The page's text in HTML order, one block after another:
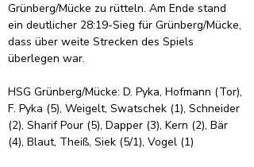
Grünberg/Mücke zu rütteln. Am Ende stand
ein deutlicher 28:19-Sieg für Grünberg/Mücke,
dass über weite Strecken des Spiels
überlegen war.
HSG Grünberg/Mücke: D. Pyka, Hofmann (Tor),
F. Pyka (5), Weigelt, Swatschek (1), Schneider
(2), Sharif Pour (5), Dapper (3), Kern (2), Bär
(4), Blaut, Theiß, Siek (5/1), Vogel (1)